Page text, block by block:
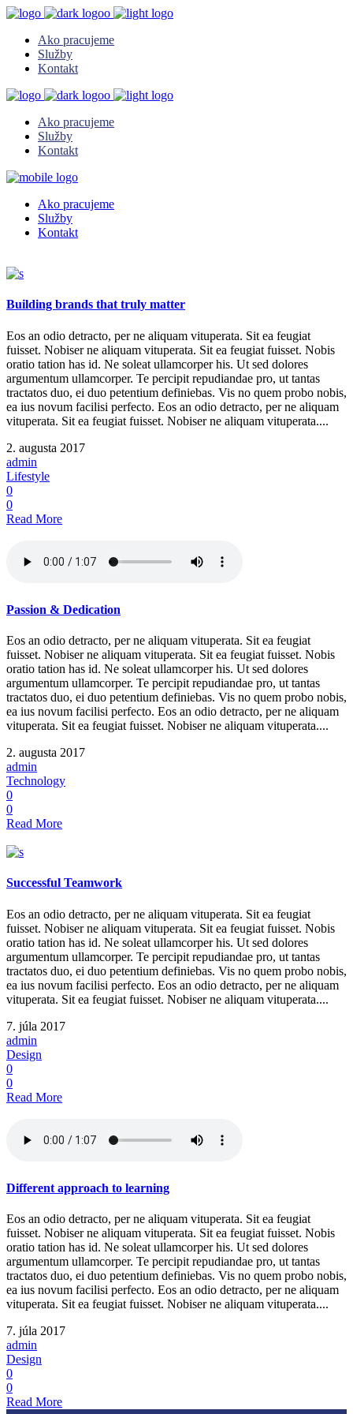
Ako pracujeme
Služby
Kontakt
Ako pracujeme
Služby
Kontakt
Ako pracujeme
Služby
Kontakt
Building brands that truly matter
Eos an odio detracto, per ne aliquam vituperata. Sit ea feugiat
fuisset. Nobiser ne aliquam vituperata. Sit ea feugiat fuisset. Nobis
oratio tation has id. Ne soleat ullamcorper his. Ut sed dolores
argumentum ullamcorper. Te percipit repudiandae pro, ut tantas
tractatos duo, ei duo petentium definiebas. Vis no quem probo nobis,
ea ius novum facilisi perfecto. Eos an odio detracto, per ne aliquam
vituperata. Sit ea feugiat fuisset. Nobiser ne aliquam vituperata....
2. augusta 2017
admin
Lifestyle
0
0
Read More
Passion & Dedication
Eos an odio detracto, per ne aliquam vituperata. Sit ea feugiat
fuisset. Nobiser ne aliquam vituperata. Sit ea feugiat fuisset. Nobis
oratio tation has id. Ne soleat ullamcorper his. Ut sed dolores
argumentum ullamcorper. Te percipit repudiandae pro, ut tantas
tractatos duo, ei duo petentium definiebas. Vis no quem probo nobis,
ea ius novum facilisi perfecto. Eos an odio detracto, per ne aliquam
vituperata. Sit ea feugiat fuisset. Nobiser ne aliquam vituperata....
2. augusta 2017
admin
Technology
0
0
Read More
Successful Teamwork
Eos an odio detracto, per ne aliquam vituperata. Sit ea feugiat
fuisset. Nobiser ne aliquam vituperata. Sit ea feugiat fuisset. Nobis
oratio tation has id. Ne soleat ullamcorper his. Ut sed dolores
argumentum ullamcorper. Te percipit repudiandae pro, ut tantas
tractatos duo, ei duo petentium definiebas. Vis no quem probo nobis,
ea ius novum facilisi perfecto. Eos an odio detracto, per ne aliquam
vituperata. Sit ea feugiat fuisset. Nobiser ne aliquam vituperata....
7. júla 2017
admin
Design
0
0
Read More
Different approach to learning
Eos an odio detracto, per ne aliquam vituperata. Sit ea feugiat
fuisset. Nobiser ne aliquam vituperata. Sit ea feugiat fuisset. Nobis
oratio tation has id. Ne soleat ullamcorper his. Ut sed dolores
argumentum ullamcorper. Te percipit repudiandae pro, ut tantas
tractatos duo, ei duo petentium definiebas. Vis no quem probo nobis,
ea ius novum facilisi perfecto. Eos an odio detracto, per ne aliquam
vituperata. Sit ea feugiat fuisset. Nobiser ne aliquam vituperata....
7. júla 2017
admin
Design
0
0
Read More